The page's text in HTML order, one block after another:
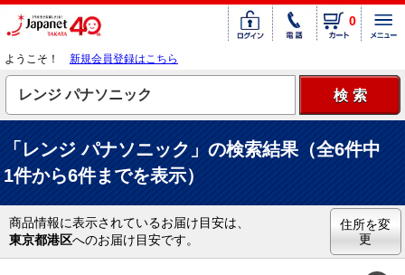
0
ようこそ！ 新規会員登録はこちら
「レンジ パナソニック」の検索結果（全6件中
1件から6件までを表示）
商品情報に表示されているお届け目安は、
東京都港区へのお届け目安です。
住所を変
更